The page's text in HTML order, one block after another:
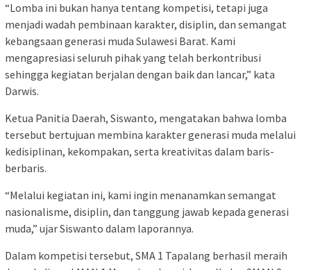
“Lomba ini bukan hanya tentang kompetisi, tetapi juga
menjadi wadah pembinaan karakter, disiplin, dan semangat
kebangsaan generasi muda Sulawesi Barat. Kami
mengapresiasi seluruh pihak yang telah berkontribusi
sehingga kegiatan berjalan dengan baik dan lancar,” kata
Darwis.
Ketua Panitia Daerah, Siswanto, mengatakan bahwa lomba
tersebut bertujuan membina karakter generasi muda melalui
kedisiplinan, kekompakan, serta kreativitas dalam baris-
berbaris.
“Melalui kegiatan ini, kami ingin menanamkan semangat
nasionalisme, disiplin, dan tanggung jawab kepada generasi
muda,” ujar Siswanto dalam laporannya.
Dalam kompetisi tersebut, SMA 1 Tapalang berhasil meraih